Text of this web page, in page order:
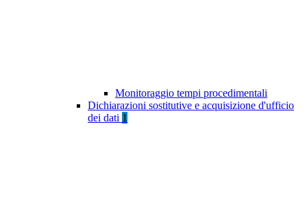
Monitoraggio tempi procedimentali
Dichiarazioni sostitutive e acquisizione d'ufficio
dei dati 1